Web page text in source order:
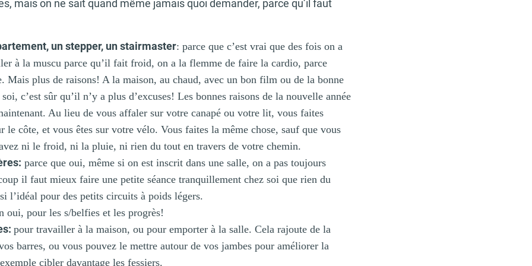
mais on ne sait quand même jamais quoi demander, parce qu’il faut
un stepper, un stairmaster: parce que c’est vrai que des fois on a
à la muscu parce qu’il fait froid, on a la flemme de faire la cardio, parce
Mais plus de raisons! A la maison, au chaud, avec un bon film ou de la bonne
c’est sûr qu’il n’y a plus d’excuses! Les bonnes raisons de la nouvelle année
Au lieu de vous affaler sur votre canapé ou votre lit, vous faites
le côte, et vous êtes sur votre vélo. Vous faites la même chose, sauf que vous
ni le froid, ni la pluie, ni rien du tout en travers de votre chemin.
parce que oui, même si on est inscrit dans une salle, on a pas toujours
il faut mieux faire une petite séance tranquillement chez soi que rien du
l’idéal pour des petits circuits à poids légers.
oui, pour les s/belfies et les progrès!
pour travailler à la maison, ou pour emporter à la salle. Cela rajoute de la
barres, ou vous pouvez le mettre autour de vos jambes pour améliorer la
cibler davantage les fessiers.